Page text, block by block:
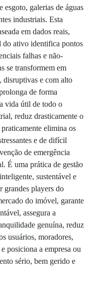
esgoto, galerias de águas
industriais. Esta
em dados reais,
do ativo identifica pontos
falhas e não-
se transformem em
disruptivas e com alto
de forma
vida útil de todo o
reduz drasticamente o
elimina os
e de difícil
de emergência
É uma prática de gestão
sustentável e
grandes players do
do imóvel, garante
assegura a
genuína, reduz
usuários, moradores,
posiciona a empresa ou
sério, bem gerido e